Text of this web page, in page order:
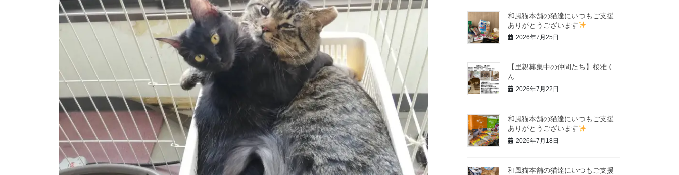
和風猫本舗の猫達にいつもご支援
ありがとうございます
2026年7月25日
【里親募集中の仲間たち】桜雅く
ん
2026年7月22日
和風猫本舗の猫達にいつもご支援
ありがとうございます
2026年7月18日
和風猫本舗の猫達にいつもご支援